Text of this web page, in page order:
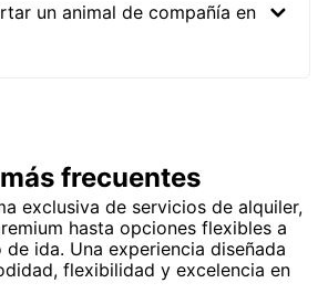
un animal de compañía en
frecuentes
exclusiva de servicios de alquiler,
hasta opciones flexibles a
ida. Una experiencia diseñada
flexibilidad y excelencia en